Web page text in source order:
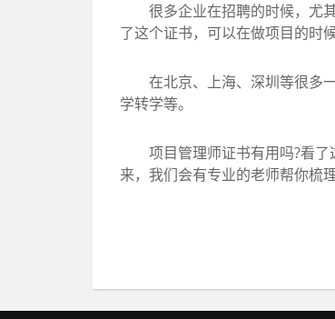
很多企业在招聘的时候，尤其
了这个证书，可以在做项目的时
在北京、上海、深圳等很多一
学转学等。
项目管理师证书有用吗?看了
来，我们会有专业的老师帮你梳